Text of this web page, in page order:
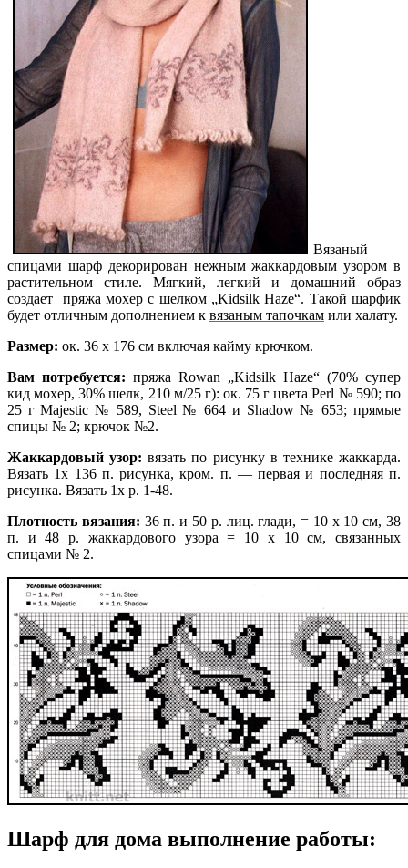
Вязаный
спицами шарф декорирован нежным жаккардовым узором в
растительном стиле. Мягкий, легкий и домашний образ
создает пряжа мохер с шелком „Kidsilk Haze“. Такой шарфик
будет отличным дополнением к вязаным тапочкам или халату.
Размер: ок. 36 х 176 см включая кайму крючком.
Вам потребуется: пряжа Rowan „Kidsilk Haze“ (70% супер
кид мохер, 30% шелк, 210 м/25 г): ок. 75 г цвета Perl № 590; по
25 г Majestic № 589, Steel № 664 и Shadow № 653; прямые
спицы № 2; крючок №2.
Жаккардовый узор: вязать по рисунку в технике жаккарда.
Вязать 1х 136 п. рисунка, кром. п. — первая и последняя п.
рисунка. Вязать 1х р. 1-48.
Плотность вязания: 36 п. и 50 р. лиц. глади, = 10 х 10 см, 38
п. и 48 р. жаккардового узора = 10 х 10 см, связанных
спицами № 2.
Шарф для дома выполнение работы: